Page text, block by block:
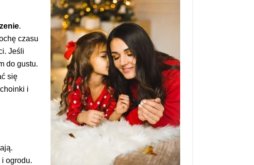
.
czasu
Jeśli
do gustu.
się
i
ogrodu.